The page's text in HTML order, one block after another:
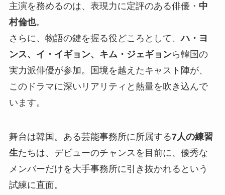
主演を務めるのは、表現力に定評のある俳優・ 中
村倫也。
さらに、物語の鍵を握る役どころとして、ハ・ヨ
ンス、イ・イギョン、キム・ジェギョンら韓国の
実力派俳優が参加。国境を越えたキャスト陣が、
このドラマに深いリアリティと熱量を吹き込んで
います。
舞台は韓国。ある芸能事務所に所属する7人の練習
生たちは、デビューのチャンスを目前に、優秀な
メンバーだけを大手事務所に引き抜かれるという
試練に直面。